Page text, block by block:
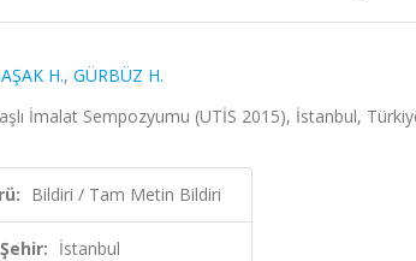
H., GÜRBÜZ H.
İmalat Sempozyumu (UTİS 2015), İstanbul,
Bildiri / Tam Metin Bildiri
Şehir: İstanbul